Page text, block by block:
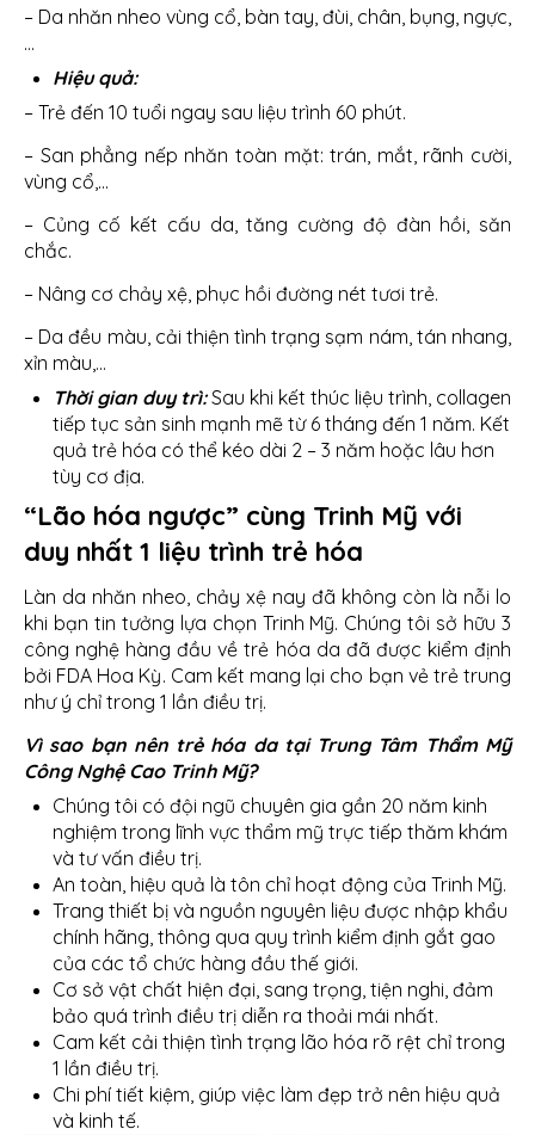
– Da nhăn nheo vùng cổ, bàn tay, đùi, chân, bụng, ngực,
…
Hiệu quả:
– Trẻ đến 10 tuổi ngay sau liệu trình 60 phút.
– San phẳng nếp nhăn toàn mặt: trán, mắt, rãnh cười,
vùng cổ,…
– Củng cố kết cấu da, tăng cường độ đàn hồi, săn
chắc.
– Nâng cơ chảy xệ, phục hồi đường nét tươi trẻ.
– Da đều màu, cải thiện tình trạng sạm nám, tán nhang,
xỉn màu,…
Thời gian duy trì:Sau khi kết thúc liệu trình, collagen
tiếp tục sản sinh mạnh mẽ từ 6 tháng đến 1 năm. Kết
quả trẻ hóa có thể kéo dài 2 – 3 năm hoặc lâu hơn
tùy cơ địa.
“Lão hóa ngược” cùng Trinh Mỹ với
duy nhất 1 liệu trình trẻ hóa
Làn da nhăn nheo, chảy xệ nay đã không còn là nỗi lo
khi bạn tin tưởng lựa chọn Trinh Mỹ. Chúng tôi sở hữu 3
công nghệ hàng đầu về trẻ hóa da đã được kiểm định
bởi FDA Hoa Kỳ. Cam kết mang lại cho bạn vẻ trẻ trung
như ý chỉ trong 1 lần điều trị.
Vì sao bạn nên trẻ hóa da tại Trung Tâm Thẩm Mỹ
Công Nghệ Cao Trinh Mỹ?
Chúng tôi có đội ngũ chuyên gia gần 20 năm kinh
nghiệm trong lĩnh vực thẩm mỹ trực tiếp thăm khám
và tư vấn điều trị.
An toàn, hiệu quả là tôn chỉ hoạt động của Trinh Mỹ.
Trang thiết bị và nguồn nguyên liệu được nhập khẩu
chính hãng, thông qua quy trình kiểm định gắt gao
của các tổ chức hàng đầu thế giới.
Cơ sở vật chất hiện đại, sang trọng, tiện nghi, đảm
bảo quá trình điều trị diễn ra thoải mái nhất.
Cam kết cải thiện tình trạng lão hóa rõ rệt chỉ trong
1 lần điều trị.
Chi phí tiết kiệm, giúp việc làm đẹp trở nên hiệu quả
và kinh tế.